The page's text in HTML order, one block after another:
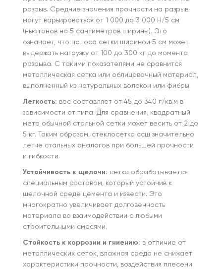
разрыв. Средние значения прочности на разрыв
могут варьироваться от 1 000 до 3 000 Н/5 см
(ньютонов на 5 сантиметров ширины). Это
означает, что полоса сетки шириной 5 см может
выдержать нагрузку от 100 до 300 кг до момента
разрыва. С такими показателями не сравнится
металлическая сетка или облицовочный материал,
выполненный из натуральных волокон или фибры.
Легкость: вес составляет от 45 до 340 г/кв.м в
зависимости от типа. Для сравнения, квадратный
метр обычной стальной сетки может весить от 2 до
5 кг. Таким образом, стеклосетка ссш значительно
легче стальных аналогов при большей прочности
и гибкости.
Устойчивость к щелочи: сетка обрабатывается
специальным составом, который устойчив к
щелочной среде цемента и извести. Это
многократно увеличивает долговечность
материала во взаимодействии с любыми
строительными смесями.
Стойкость к коррозии и гниению: в отличие от
металлических сеток, влажная среда не снижает
характеристики прочности, воздействия плесени